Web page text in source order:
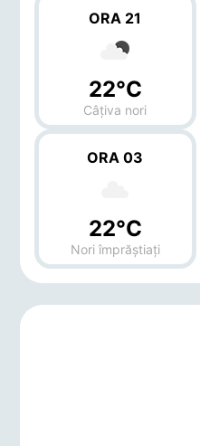
ORA 21
22°C
Câțiva nori
ORA 03
22°C
Nori împrăștiați